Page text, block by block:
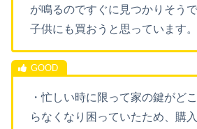
が鳴るのですぐに見つかりそうで
子供にも買おうと思っています。
・忙しい時に限って家の鍵がど
らなくなり困っていたため、購